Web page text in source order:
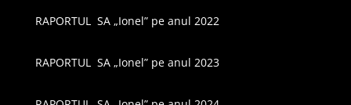
RAPORTUL SA „Ionel” pe anul 2022
RAPORTUL SA „Ionel” pe anul 2023